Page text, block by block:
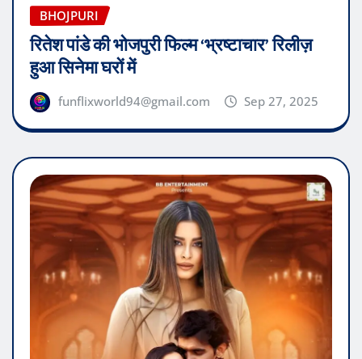
BHOJPURI
रितेश पांडे की भोजपुरी फिल्म ‘भ्रष्टाचार’ रिलीज़
हुआ सिनेमा घरों में
funflixworld94@gmail.com Sep 27, 2025